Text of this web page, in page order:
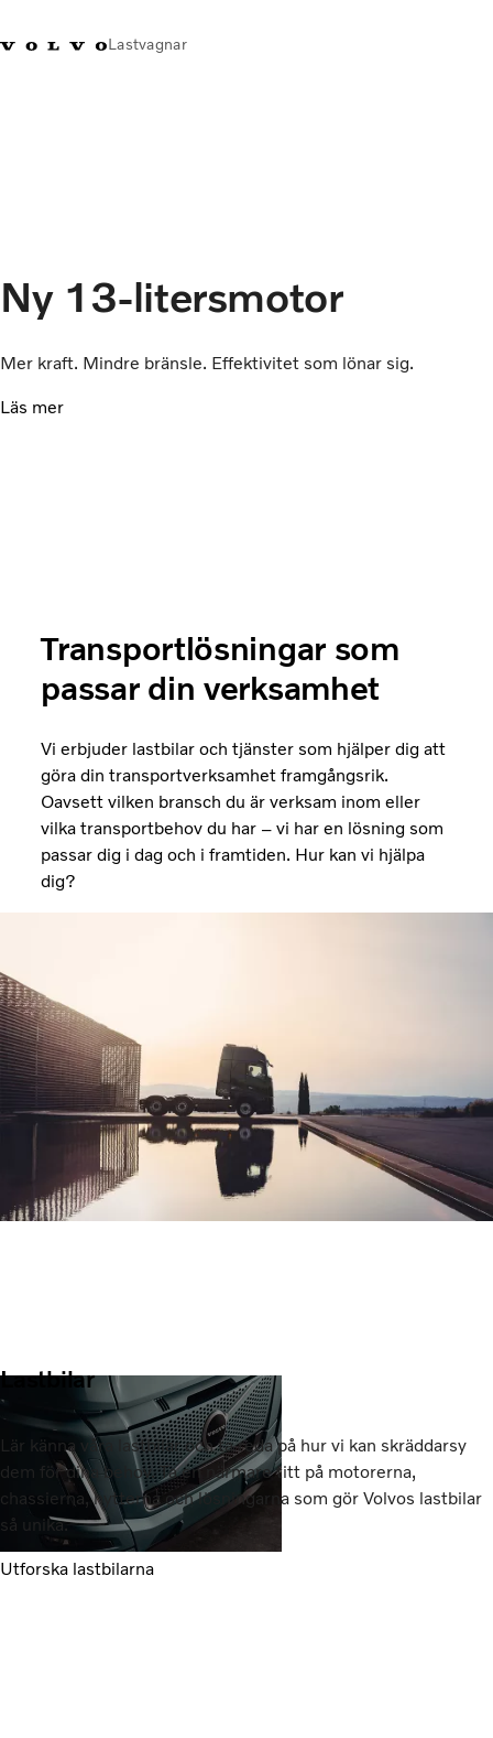
Lastvagnar
Om oss
Kontakta oss
Ny 13-litersmotor
Mer kraft. Mindre bränsle. Effektivitet som lönar sig.
Läs mer
Transportlösningar som
passar din verksamhet
Vi erbjuder lastbilar och tjänster som hjälper dig att
göra din transportverksamhet framgångsrik.
Oavsett vilken bransch du är verksam inom eller
vilka transportbehov du har – vi har en lösning som
passar dig i dag och i framtiden. Hur kan vi hjälpa
dig?
Lastbilar
Lär känna våra lastbilar och ta reda på hur vi kan skräddarsy
dem för dina behov. Ta en närmare titt på motorerna,
chassierna, hytterna och lösningarna som gör Volvos lastbilar
så unika.
Utforska lastbilarna